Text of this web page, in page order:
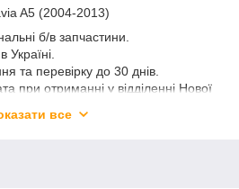
A5 (2004-2013)
б/в запчастини.
Україні.
та перевірку до 30 днів.
при отриманні у відділенні Нової
відповіді на запитання.
все